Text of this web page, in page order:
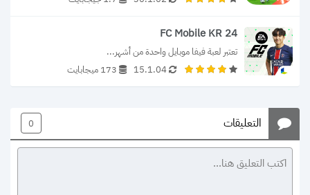
FC Mobile KR 24
تعتبر لعبة فيفا موبايل واحدة من أشهر...
15.1.04
173 ميجابايت
التعليقات 0